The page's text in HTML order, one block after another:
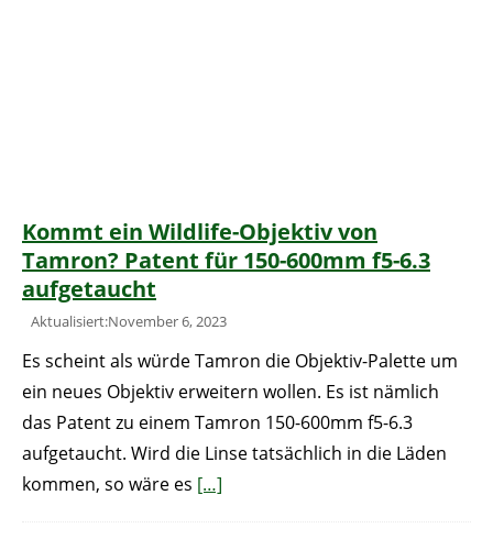
Kommt ein Wildlife-Objektiv von
Tamron? Patent für 150-600mm f5-6.3
aufgetaucht
Aktualisiert:November 6, 2023
Es scheint als würde Tamron die Objektiv-Palette um
ein neues Objektiv erweitern wollen. Es ist nämlich
das Patent zu einem Tamron 150-600mm f5-6.3
aufgetaucht. Wird die Linse tatsächlich in die Läden
kommen, so wäre es […]